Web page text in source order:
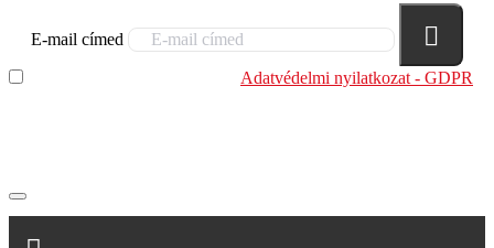
E-mail címed
Adatvédelmi nyilatkozat - GDPR